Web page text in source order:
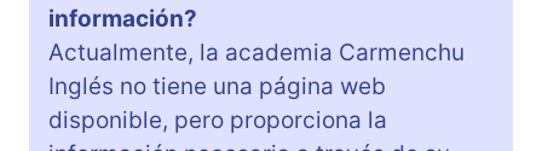
información?
Actualmente, la academia Carmenchu
Inglés no tiene una página web
disponible, pero proporciona la